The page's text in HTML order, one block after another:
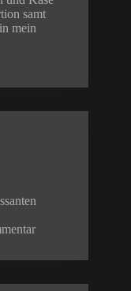
samt
mein